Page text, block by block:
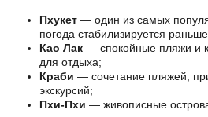
Пхукет — один из самых
погода стабилизируется
Као Лак — спокойные пляжи и
для отдыха;
Краби — сочетание пляжей,
экскурсий;
Пхи-Пхи — живописные